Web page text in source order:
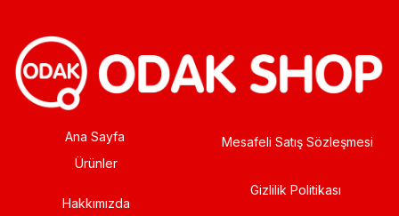
Ana Sayfa
Ürünler
Hakkımızda
Mesafeli Satış Sözleşmesi
Gizlilik Politikası